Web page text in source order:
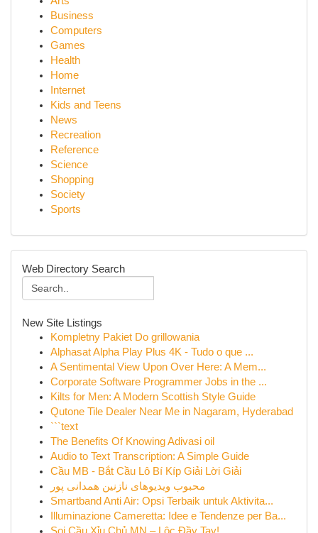
Business
Computers
Games
Health
Home
Internet
Kids and Teens
News
Recreation
Reference
Science
Shopping
Society
Sports
Web Directory Search
New Site Listings
Kompletny Pakiet Do grillowania
Alphasat Alpha Play Plus 4K - Tudo o que ...
A Sentimental View Upon Over Here: A Mem...
Corporate Software Programmer Jobs in the ...
Kilts for Men: A Modern Scottish Style Guide
Qutone Tile Dealer Near Me in Nagaram, Hyderabad
```text
The Benefits Of Knowing Adivasi oil
Audio to Text Transcription: A Simple Guide
Cầu MB - Bắt Cầu Lô Bí Kíp Giải Lời Giải
محبوب ویدیوهای نازنین همدانی پور
Smartband Anti Air: Opsi Terbaik untuk Aktivita...
Illuminazione Cameretta: Idee e Tendenze per Ba...